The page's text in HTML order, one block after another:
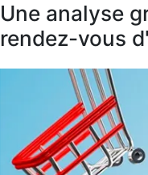
Une analyse
rendez-vous